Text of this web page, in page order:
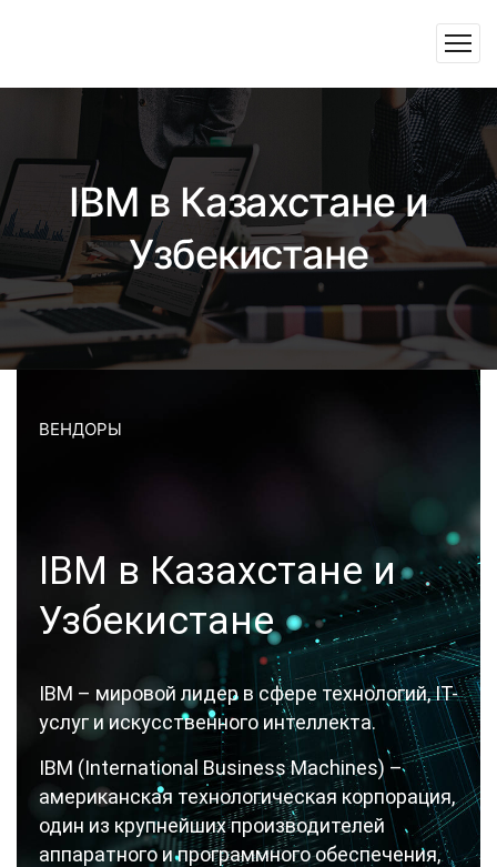
IBM в Казахстане и
Узбекистане
ВЕНДОРЫ
IBM в Казахстане и
Узбекистане
IBM – мировой лидер в сфере технологий, IT-
услуг и искусственного интеллекта.
IBM (International Business Machines) –
американская технологическая корпорация,
один из крупнейших производителей
аппаратного и программного обеспечения,